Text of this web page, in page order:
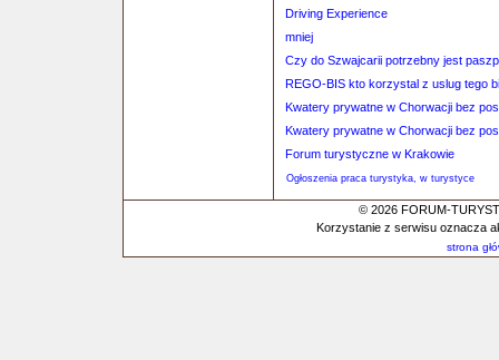
Driving Experience
mniej
Czy do Szwajcarii potrzebny jest
REGO-BIS kto korzystal z uslug tego
Kwatery prywatne w Chorwacji bez
Kwatery prywatne w Chorwacji bez
Forum turystyczne w Krakowie
Ogłoszenia praca turystyka, w turystyce
© 2026 FORUM-
Korzystanie z serwisu oznacza
strona